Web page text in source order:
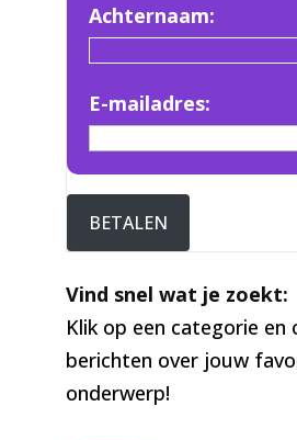
Achternaam:
E-mailadres:
BETALEN
Vind snel wat je zoekt:
Klik op een categorie en
berichten over jouw
onderwerp!